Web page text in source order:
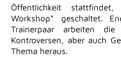
Öffentlichkeit stattfindet,
Workshop“ geschaltet.
Trainerpaar arbeiten die
Kontroversen, aber auch
Thema heraus.